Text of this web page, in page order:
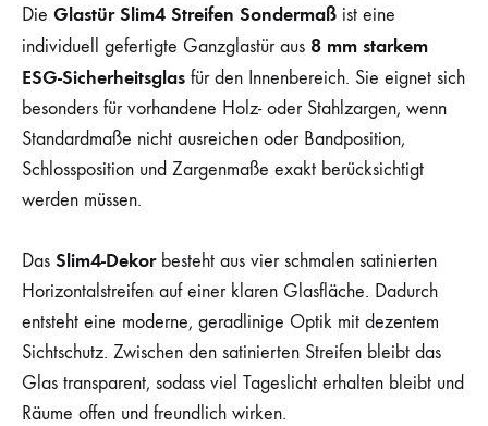
Die Glastür Slim4 Streifen Sondermaß ist eine
individuell gefertigte Ganzglastür aus 8 mm starkem
ESG-Sicherheitsglas für den Innenbereich. Sie eignet sich
besonders für vorhandene Holz- oder Stahlzargen, wenn
Standardmaße nicht ausreichen oder Bandposition,
Schlossposition und Zargenmaße exakt berücksichtigt
werden müssen.
Das Slim4-Dekorbesteht aus vier schmalen satinierten
Horizontalstreifen auf einer klaren Glasfläche. Dadurch
entsteht eine moderne, geradlinige Optik mit dezentem
Sichtschutz. Zwischen den satinierten Streifen bleibt das
Glas transparent, sodass viel Tageslicht erhalten bleibt und
Räume offen und freundlich wirken.